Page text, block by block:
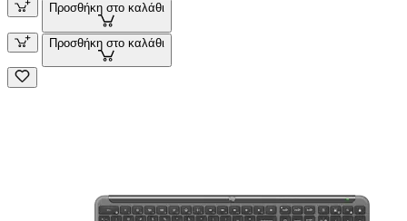
Προσθήκη στο καλάθι
Προσθήκη στο καλάθι